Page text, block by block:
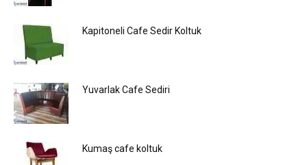
Kapitoneli Cafe Sedir Koltuk
Yuvarlak Cafe Sediri
Kumaş cafe koltuk